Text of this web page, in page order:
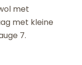
met
met kleine
7.